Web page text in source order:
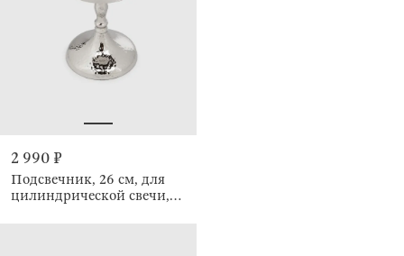
2 990 ₽
Подсвечник, 26 см, для
цилиндрической свечи,